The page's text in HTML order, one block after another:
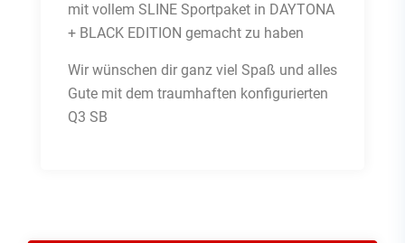
mit vollem SLINE Sportpaket in DAYTONA
+ BLACK EDITION gemacht zu haben
Wir wünschen dir ganz viel Spaß und alles
Gute mit dem traumhaften konfigurierten
Q3 SB